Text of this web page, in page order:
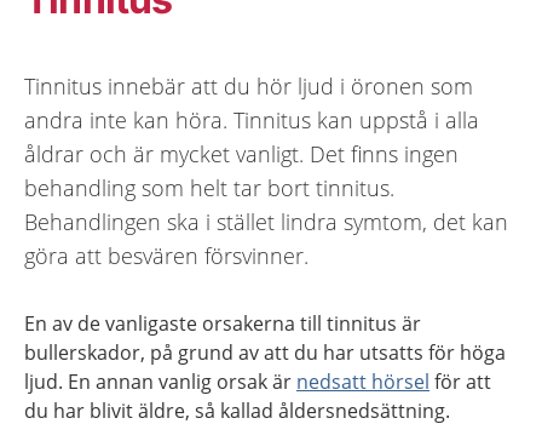
Tinnitus innebär att du hör ljud i öronen som
andra inte kan höra. Tinnitus kan uppstå i alla
åldrar och är mycket vanligt. Det finns ingen
behandling som helt tar bort tinnitus.
Behandlingen ska i stället lindra symtom, det kan
göra att besvären försvinner.
En av de vanligaste orsakerna till tinnitus är
bullerskador, på grund av att du har utsatts för höga
ljud. En annan vanlig orsak är nedsatt hörsel för att
du har blivit äldre, så kallad åldersnedsättning.